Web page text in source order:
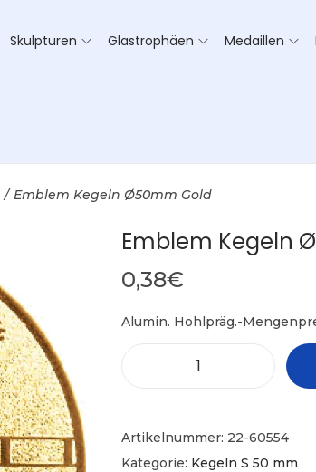
Skulpturen Glastrophäen Medaillen
/ Emblem Kegeln Ø50mm Gold
Emblem Kegeln
0,38€
Alumin. Hohlpräg.-
Artikelnummer: 22-60554
Kategorie: Kegeln S 50 mm